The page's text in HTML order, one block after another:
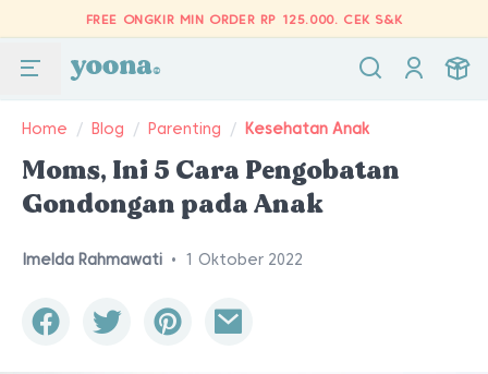
FREE ONGKIR MIN ORDER RP 125.000. CEK S&K
Home / Blog / Parenting / Kesehatan Anak
Moms, Ini 5 Cara Pengobatan
Gondongan pada Anak
Imelda Rahmawati • 1 Oktober 2022